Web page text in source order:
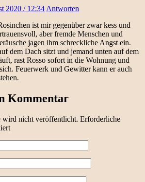
2020 / 12:34 Antworten
ist mir gegenüber zwar kess und
aber fremde Menschen und
jagen ihm schreckliche Angst ein.
dem Dach sitzt und jemand unten auf dem
rast Rosso sofort in die Wohnung und
Feuerwerk und Gewitter kann er auch
Kommentar
wird nicht veröffentlicht. Erforderliche